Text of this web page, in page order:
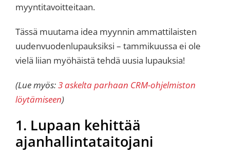
myyntitavoitteitaan.
Tässä muutama idea myynnin ammattilaisten
uudenvuodenlupauksiksi – tammikuussa ei ole
vielä liian myöhäistä tehdä uusia lupauksia!
(Lue myös:3 askelta parhaan CRM-ohjelmiston
löytämiseen)
1. Lupaan kehittää
ajanhallintataitojani